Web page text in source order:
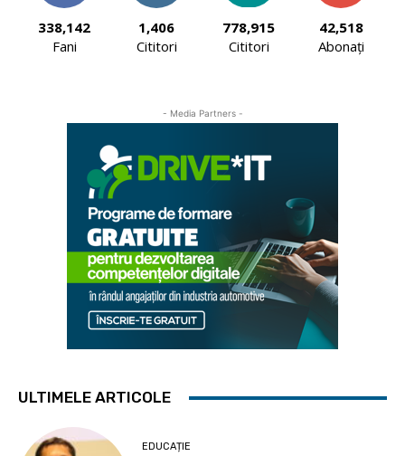
338,142
Fani
1,406
Cititori
778,915
Cititori
42,518
Abonați
- Media Partners -
ULTIMELE ARTICOLE
EDUCAȚIE